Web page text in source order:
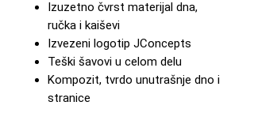
Izuzetno čvrst materijal dna,
ručka i kaiševi
Izvezeni logotip JConcepts
Teški šavovi u celom delu
Kompozit, tvrdo unutrašnje dno i
stranice